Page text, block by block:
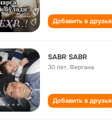
Добавить в друзья
SABR SABR
30 лет,Фергана
Добавить в друзья